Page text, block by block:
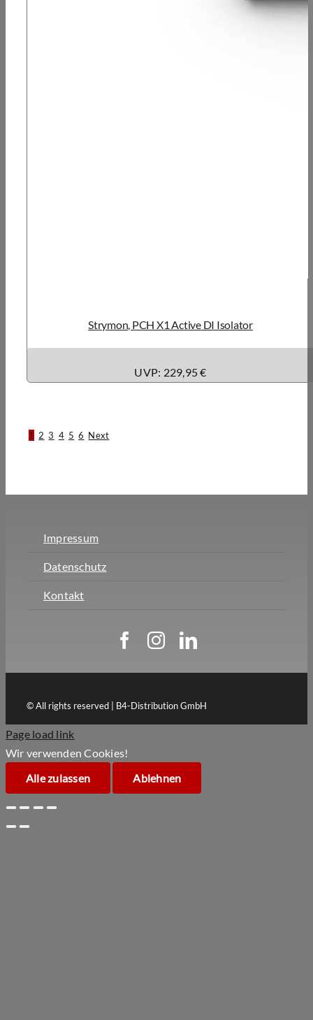
Strymon, PCH X1 Active DI Isolator
UVP: 229,95 €
1 2 3 4 5 6 Next
Impressum
Datenschutz
Kontakt
© All rights reserved | B4-Distribution GmbH
Page load link
Wir verwenden Cookies!
Alle zulassen
Ablehnen